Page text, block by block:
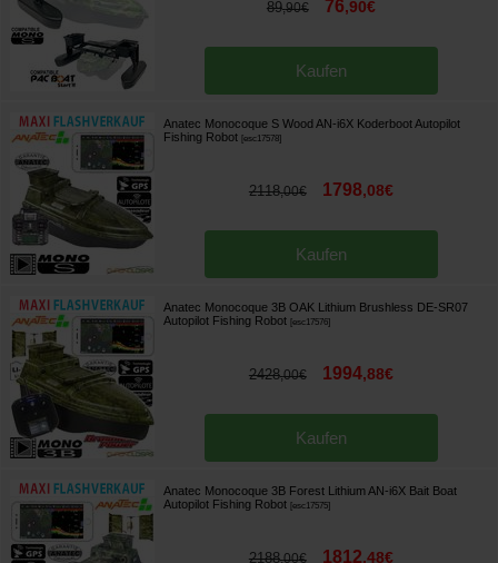
89,90€ 76,90€
Kaufen
Anatec Monocoque S Wood AN-i6X Koderboot Autopilot
Fishing Robot [esc17578]
2118,00€ 1798,08€
Kaufen
Anatec Monocoque 3B OAK Lithium Brushless DE-SR07
Autopilot Fishing Robot [esc17576]
2428,00€ 1994,88€
Kaufen
Anatec Monocoque 3B Forest Lithium AN-i6X Bait Boat
Autopilot Fishing Robot [esc17575]
2188,00€ 1812,48€